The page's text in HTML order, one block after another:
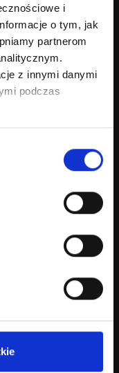
i
o tym, jak
partnerom
z innymi danymi
podczas
ze
pod